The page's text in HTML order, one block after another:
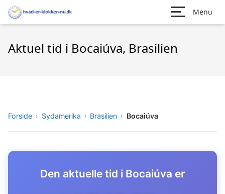
Menu
Aktuel tid i Bocaiúva, Brasilien
Forside Sydamerika Brasilien Bocaiúva
Den aktuelle tid i Bocaiúva er